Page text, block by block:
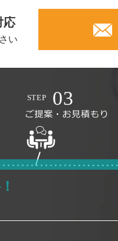
応
い